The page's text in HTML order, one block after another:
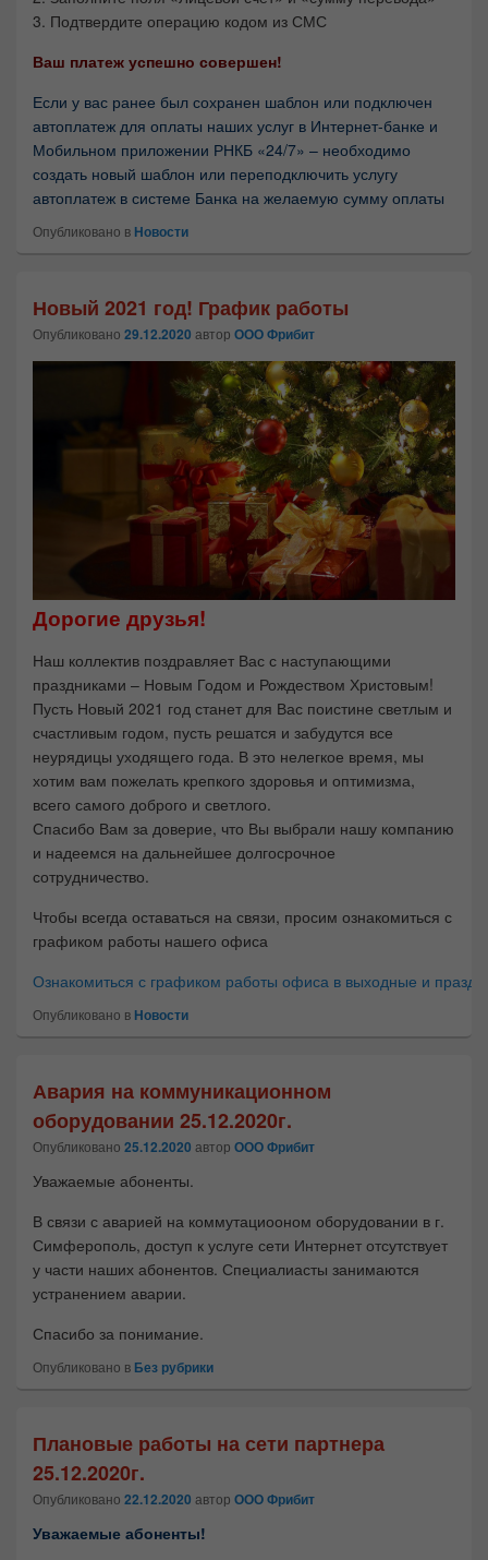
3. Подтвердите операцию кодом из СМС
Ваш платеж успешно совершен!
Если у вас ранее был сохранен шаблон или подключен
автоплатеж для оплаты наших услуг в Интернет-банке и
Мобильном приложении РНКБ «24/7» – необходимо
создать новый шаблон или переподключить услугу
автоплатеж в системе Банка на желаемую сумму оплаты
Опубликовано в Новости
Новый 2021 год! График работы
Опубликовано 29.12.2020 автор ООО Фрибит
Дорогие друзья!
Наш коллектив поздравляет Вас с наступающими
праздниками – Новым Годом и Рождеством Христовым!
Пусть Новый 2021 год станет для Вас поистине светлым и
счастливым годом, пусть решатся и забудутся все
неурядицы уходящего года. В это нелегкое время, мы
хотим вам пожелать крепкого здоровья и оптимизма,
всего самого доброго и светлого.
Спасибо Вам за доверие, что Вы выбрали нашу компанию
и надеемся на дальнейшее долгосрочное
сотрудничество.
Чтобы всегда оставаться на связи, просим ознакомиться с
графиком работы нашего офиса
Ознакомиться с графиком работы офиса в выходные и
Опубликовано в Новости
Авария на коммуникационном
оборудовании 25.12.2020г.
Опубликовано 25.12.2020 автор ООО Фрибит
Уважаемые абоненты.
В связи с аварией на коммутациооном оборудовании в г.
Симферополь, доступ к услуге сети Интернет отсутствует
у части наших абонентов. Специалиасты занимаются
устранением аварии.
Спасибо за понимание.
Опубликовано в Без рубрики
Плановые работы на сети партнера
25.12.2020г.
Опубликовано 22.12.2020 автор ООО Фрибит
Уважаемые абоненты!
некоторые
функции
исчезнут.
Маркетинг
Делясь своими
поведением при
вероятность
просмотра
персонализированного
контента и
предложений.